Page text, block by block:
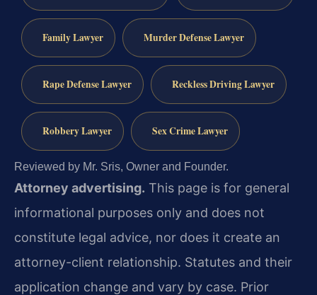
Family Lawyer Murder Defense Lawyer
Rape Defense Lawyer Reckless Driving Lawyer
Robbery Lawyer Sex Crime Lawyer
Reviewed by Mr. Sris, Owner and Founder.
Attorney advertising. This page is for general
informational purposes only and does not
constitute legal advice, nor does it create an
attorney-client relationship. Statutes and their
application change and vary by case. Prior